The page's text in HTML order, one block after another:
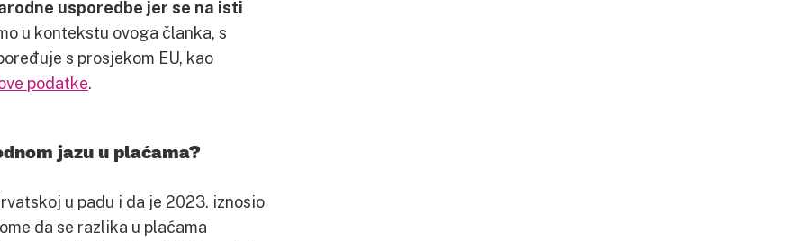
usporedbe jer se na isti
u kontekstu ovoga članka, s
s prosjekom EU, kao
podatke.
jazu u plaćama?
u padu i da je 2023. iznosio
da se razlika u plaćama